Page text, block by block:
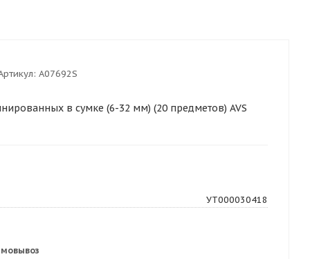
A07692S
в сумке (6-32 мм) (20 предметов) AVS
УТ000030418